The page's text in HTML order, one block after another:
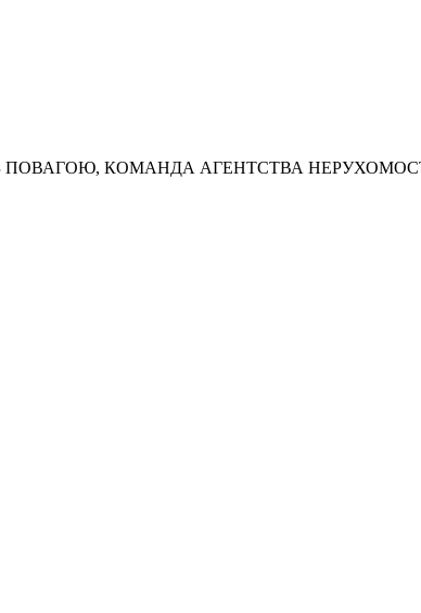
КОМАНДА АГЕНТСТВА